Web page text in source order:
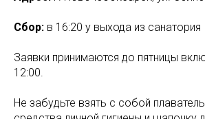
Сбор: в 16:20 у выхода из санатория
Заявки принимаются до пятницы
12:00.
Не забудьте взять с собой